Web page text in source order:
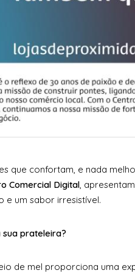
que confortam, e nada
Comercial Digital ,
e um sabor irresistível.
prateleira?
de mel proporciona uma